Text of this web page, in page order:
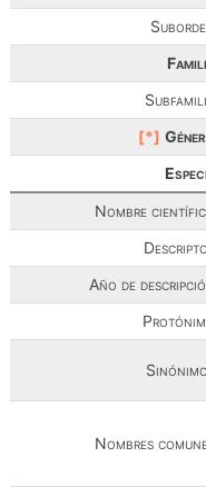
[*]
Nombre
Año de
Nombres